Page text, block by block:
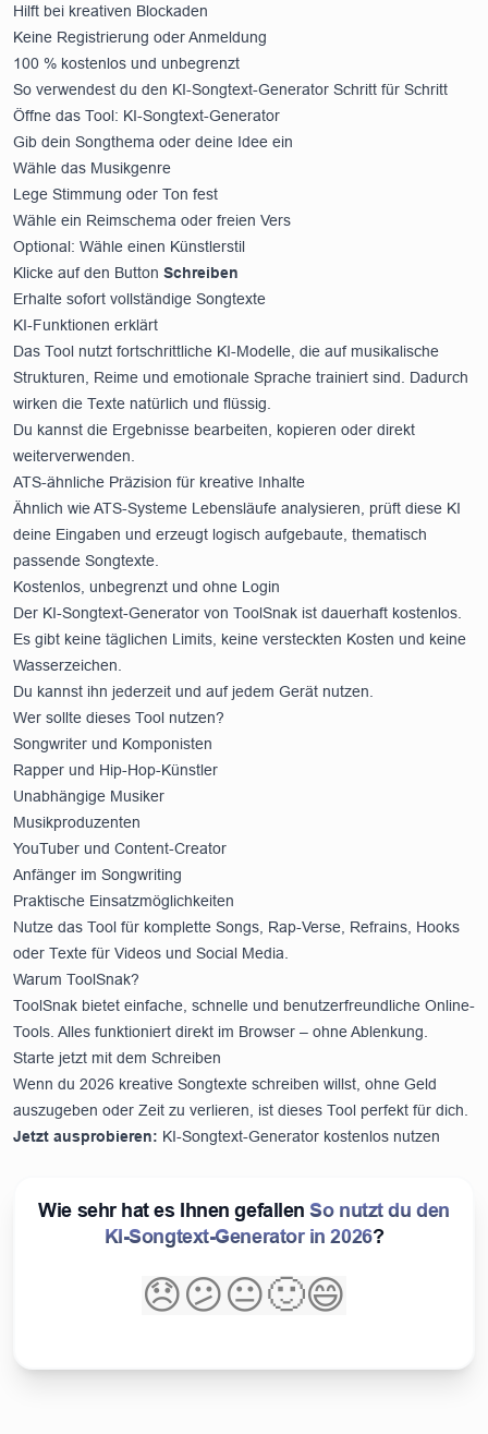
Hilft bei kreativen Blockaden
Keine Registrierung oder Anmeldung
100 % kostenlos und unbegrenzt
So verwendest du den KI-Songtext-Generator Schritt für Schritt
Öffne das Tool: KI-Songtext-Generator
Gib dein Songthema oder deine Idee ein
Wähle das Musikgenre
Lege Stimmung oder Ton fest
Wähle ein Reimschema oder freien Vers
Optional: Wähle einen Künstlerstil
Klicke auf den Button Schreiben
Erhalte sofort vollständige Songtexte
KI-Funktionen erklärt
Das Tool nutzt fortschrittliche KI-Modelle, die auf musikalische
Strukturen, Reime und emotionale Sprache trainiert sind. Dadurch
wirken die Texte natürlich und flüssig.
Du kannst die Ergebnisse bearbeiten, kopieren oder direkt
weiterverwenden.
ATS-ähnliche Präzision für kreative Inhalte
Ähnlich wie ATS-Systeme Lebensläufe analysieren, prüft diese KI
deine Eingaben und erzeugt logisch aufgebaute, thematisch
passende Songtexte.
Kostenlos, unbegrenzt und ohne Login
Der KI-Songtext-Generator von ToolSnak ist dauerhaft kostenlos.
Es gibt keine täglichen Limits, keine versteckten Kosten und keine
Wasserzeichen.
Du kannst ihn jederzeit und auf jedem Gerät nutzen.
Wer sollte dieses Tool nutzen?
Songwriter und Komponisten
Rapper und Hip-Hop-Künstler
Unabhängige Musiker
Musikproduzenten
YouTuber und Content-Creator
Anfänger im Songwriting
Praktische Einsatzmöglichkeiten
Nutze das Tool für komplette Songs, Rap-Verse, Refrains, Hooks
oder Texte für Videos und Social Media.
Warum ToolSnak?
ToolSnak bietet einfache, schnelle und benutzerfreundliche Online-
Tools. Alles funktioniert direkt im Browser – ohne Ablenkung.
Starte jetzt mit dem Schreiben
Wenn du 2026 kreative Songtexte schreiben willst, ohne Geld
auszugeben oder Zeit zu verlieren, ist dieses Tool perfekt für dich.
Jetzt ausprobieren: KI-Songtext-Generator kostenlos nutzen
Wie sehr hat es Ihnen gefallen So nutzt du den
KI-Songtext-Generator in 2026?
😞😕😐🙂😄